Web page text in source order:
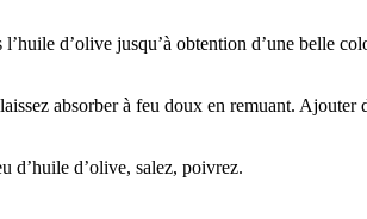
d’olive jusqu’à obtention d’une belle
absorber à feu doux en remuant.
d’huile d’olive, salez, poivrez.